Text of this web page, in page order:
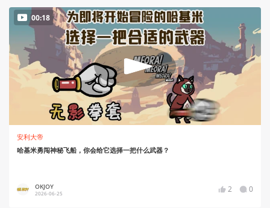
00:18
安利大帝
哈基米勇闯神秘飞船，你会给它选择一把什么武器？
OKJOY
2026-06-25 2 0